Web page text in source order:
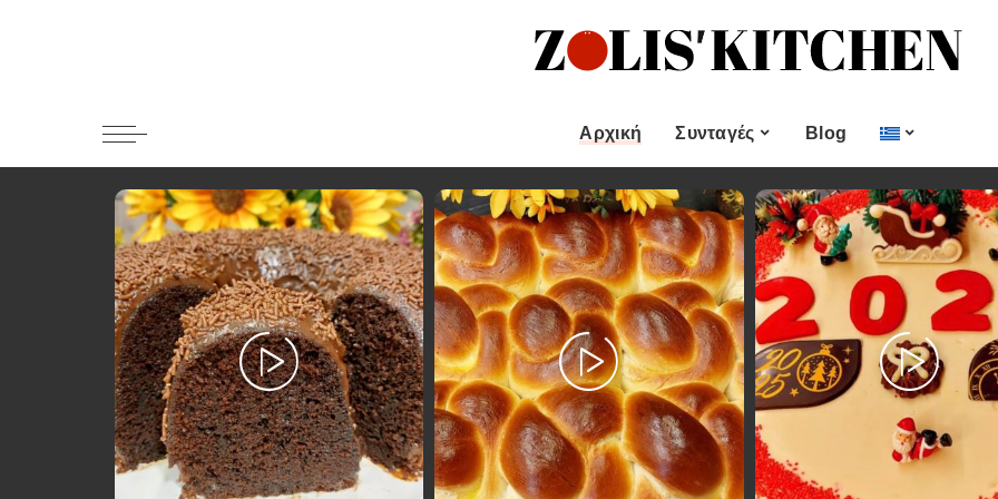
Αρχική Συνταγές
Κατηγορίες
Ορεκτικα & μεζεδες
Ψωμι
Κουλούρια και
Μπισκότα
Γλυκό και Επιδόρπιο
Ποτά και Χυμοί
Ψάρι και Θαλασσινά
Σάλτσες και Αλοιφές
Εποχιακές Συνταγές
Χριστουγεννιάτικες
Συνταγές
Πασχαλινές Συνταγές
Νηστίσιμες Συνταγές
Συνταγές για Αγίου
Βαλεντίνου
Blog
Γλυκό και Επιδόρπιο
Ποτά και Χυμοί
Ψάρι και Θαλασσινά
Σάλτσες και Αλοιφές
Κυρίως πιάτο
Κρέας
Ζυμαρικά
Πίτες και Ζύμες
Σαλάτες
Σνακ
Εποχιακές Συνταγές
Συνταγές για Αγίου
Βαλεντίνου